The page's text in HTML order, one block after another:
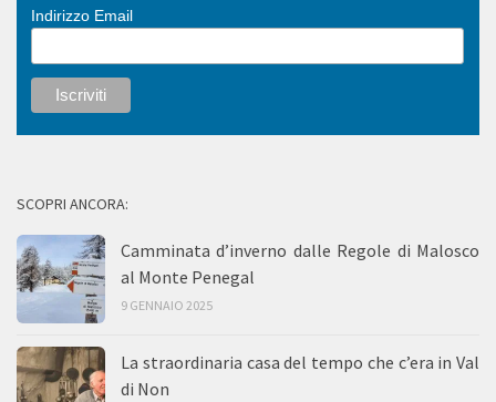
Indirizzo Email
SCOPRI ANCORA:
Camminata d’inverno dalle Regole di Malosco
al Monte Penegal
9 GENNAIO 2025
La straordinaria casa del tempo che c’era in Val
di Non